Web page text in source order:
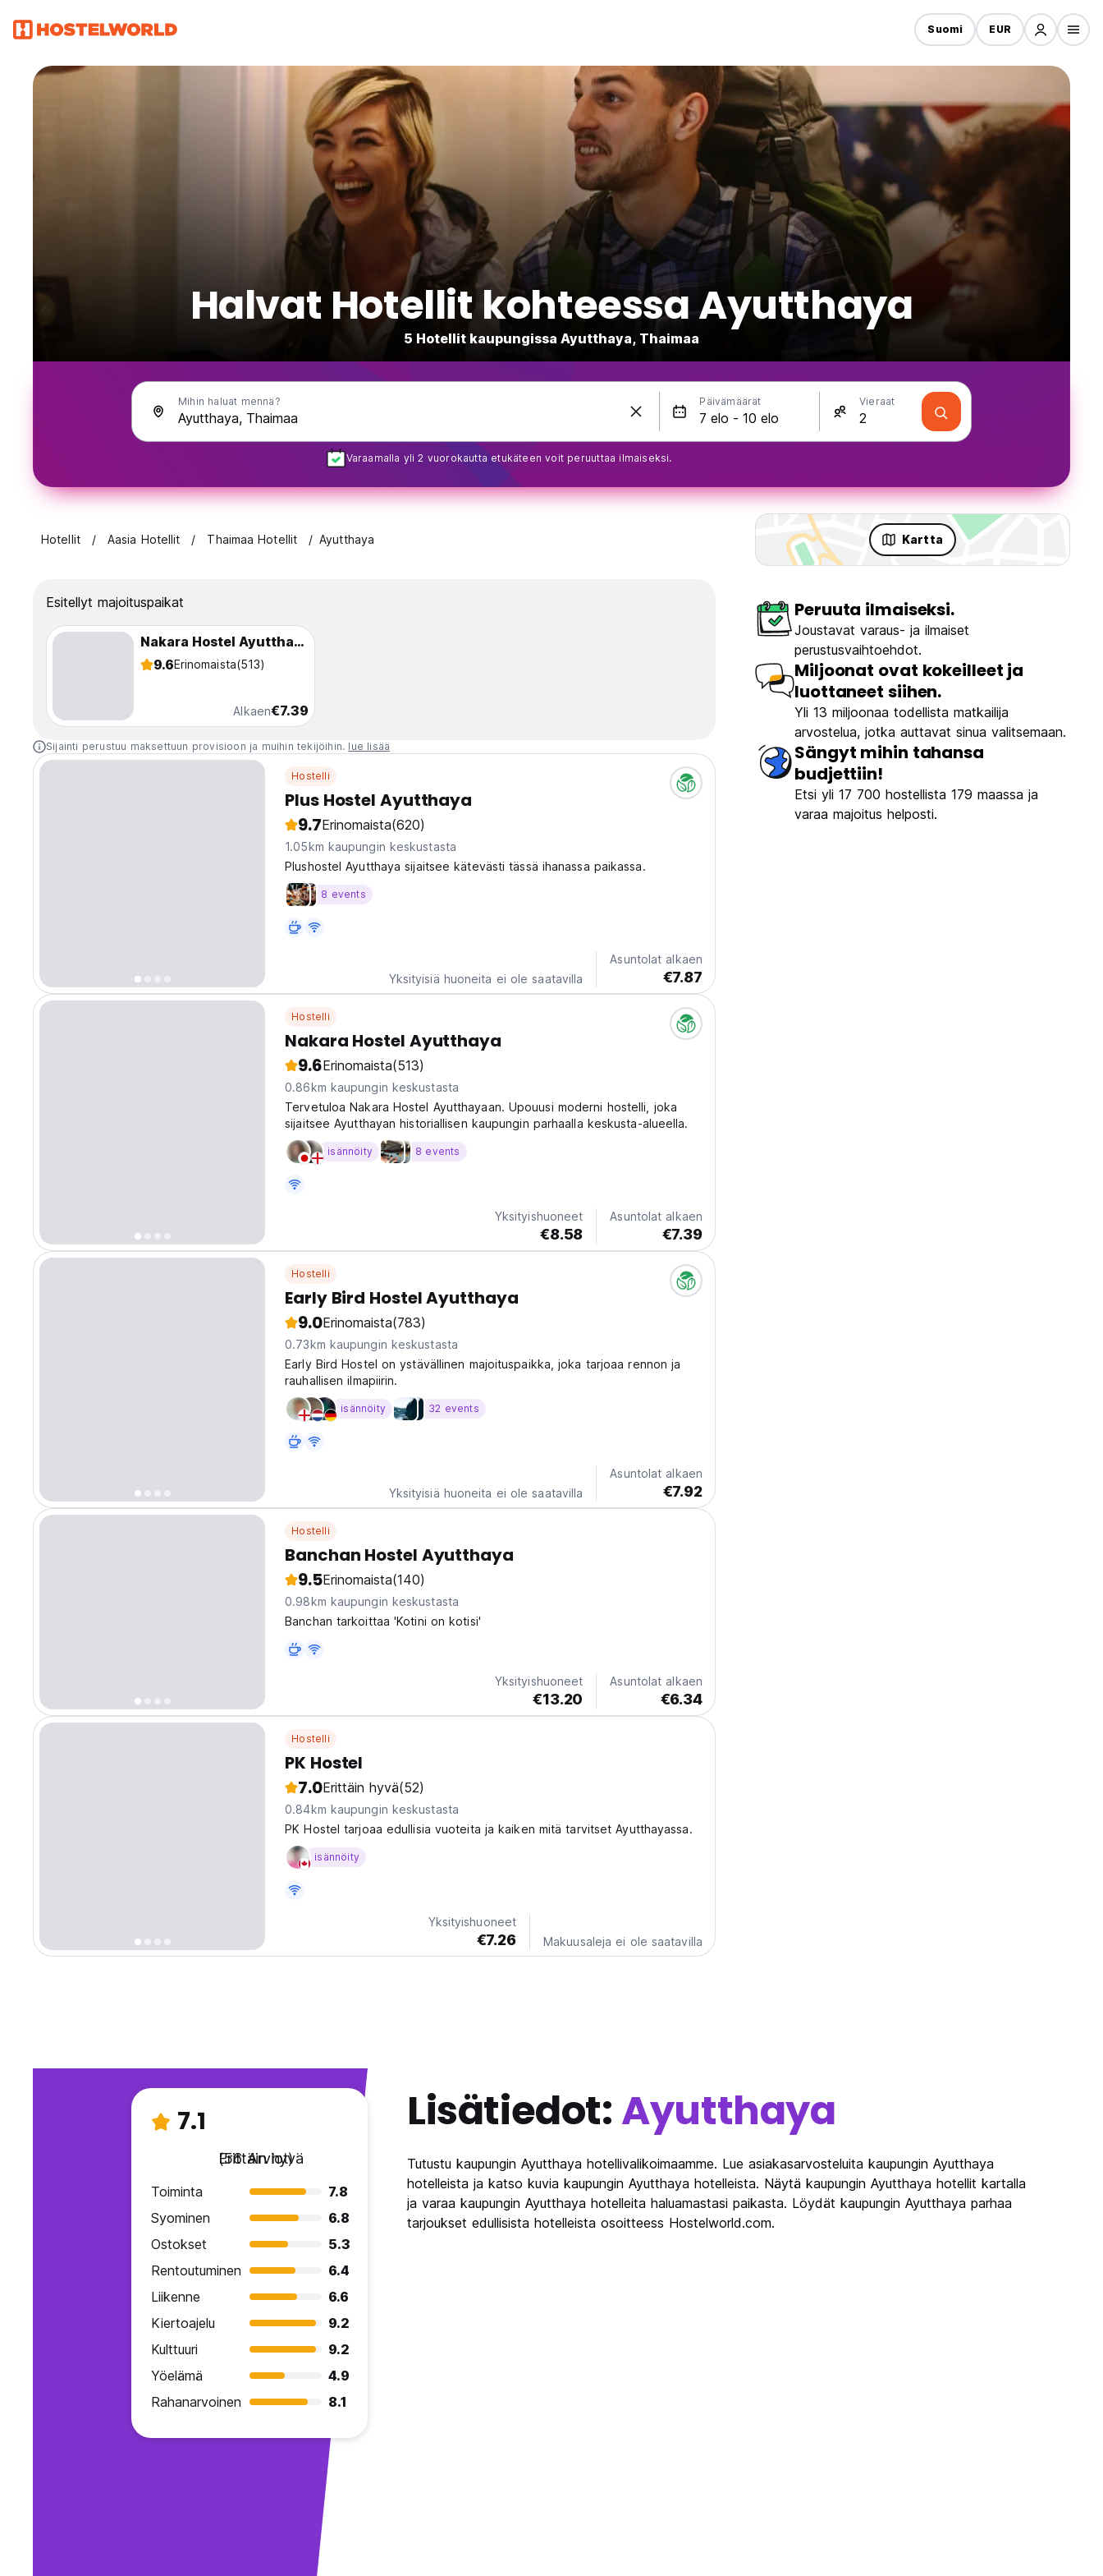
Suomi EUR
Halvat Hotellit kohteessa Ayutthaya
5 Hotellit kaupungissa Ayutthaya, Thaimaa
Mihin haluat mennä? Päivämäärät Vieraat
Varaamalla yli 2 vuorokautta etukäteen voit peruuttaa ilmaiseksi.
Hotellit Aasia Hotellit Thaimaa Hotellit Ayutthaya Kartta
Esitellyt majoituspaikat
Nakara Hostel Ayutthaya
9.6Erinomaista(513)
Alkaen€7.39
Sijainti perustuu maksettuun provisioon ja muihin tekijöihin. lue lisää
Hostelli
Plus Hostel Ayutthaya
9.7Erinomaista(620)
1.05km kaupungin keskustasta
Plushostel Ayutthaya sijaitsee kätevästi tässä ihanassa paikassa.
8 events
Yksityisiä huoneita ei ole saatavilla
Asuntolat alkaen
€7.87
Hostelli
Nakara Hostel Ayutthaya
9.6Erinomaista(513)
0.86km kaupungin keskustasta
Tervetuloa Nakara Hostel Ayutthayaan. Upouusi moderni hostelli, joka
sijaitsee Ayutthayan historiallisen kaupungin parhaalla keskusta-alueella.
isännöity 8 events
Yksityishuoneet
€8.58
Asuntolat alkaen
€7.39
Hostelli
Early Bird Hostel Ayutthaya
9.0Erinomaista(783)
0.73km kaupungin keskustasta
Early Bird Hostel on ystävällinen majoituspaikka, joka tarjoaa rennon ja
rauhallisen ilmapiirin.
isännöity 32 events
Yksityisiä huoneita ei ole saatavilla
Asuntolat alkaen
€7.92
Hostelli
Banchan Hostel Ayutthaya
9.5Erinomaista(140)
0.98km kaupungin keskustasta
Banchan tarkoittaa 'Kotini on kotisi'
Yksityishuoneet
€13.20
Asuntolat alkaen
€6.34
Hostelli
PK Hostel
7.0Erittäin hyvä(52)
0.84km kaupungin keskustasta
PK Hostel tarjoaa edullisia vuoteita ja kaiken mitä tarvitset Ayutthayassa.
isännöity
Yksityishuoneet
€7.26 Makuusaleja ei ole saatavilla
Peruuta ilmaiseksi.
Joustavat varaus- ja ilmaiset
perustusvaihtoehdot.
Miljoonat ovat kokeilleet ja
luottaneet siihen.
Yli 13 miljoonaa todellista matkailija
arvostelua, jotka auttavat sinua valitsemaan.
Sängyt mihin tahansa
budjettiin!
Etsi yli 17 700 hostellista 179 maassa ja
varaa majoitus helposti.
7.1
Erittäin hyvä
(56 Arviot)
Toiminta
7.8
Syominen
6.8
Ostokset
5.3
Rentoutuminen
6.4
Liikenne
6.6
Kiertoajelu
9.2
Kulttuuri
9.2
Yöelämä
4.9
Rahanarvoinen
8.1
Lisätiedot:Ayutthaya
Tutustu kaupungin Ayutthaya hotellivalikoimaamme. Lue asiakasarvosteluita kaupungin Ayutthaya
hotelleista ja katso kuvia kaupungin Ayutthaya hotelleista. Näytä kaupungin Ayutthaya hotellit kartalla
ja varaa kaupungin Ayutthaya hotelleita haluamastasi paikasta. Löydät kaupungin Ayutthaya parhaa
tarjoukset edullisista hotelleista osoitteess Hostelworld.com.